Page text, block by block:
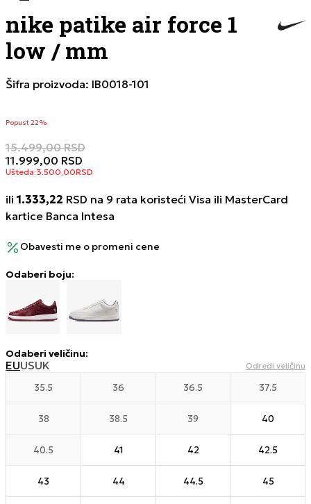
nike patike air force 1
low / mm
Šifra proizvoda: IB0018-101
Popust 22%
15.499,00 RSD
11.999,00 RSD
Ušteda:3.500,00RSD
ili 1.333,22 RSD na 9 rata koristeći Visa ili MasterCard
kartice Banca Intesa
Obavesti me o promeni cene
Odaberi boju:
Odaberi veličinu:
EUUSUK Odredi veličinu
35.5 36 36.5 37.5
38 38.5 39 40
40.5 41 42 42.5
43 44 44.5 45